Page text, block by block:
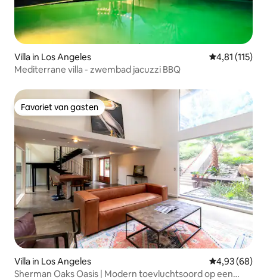
Villa in Los Angeles Gemiddelde
4,81 (115)
Mediterrane villa - zwembad jacuzzi BBQ
Favoriet van gasten
Favoriet van gasten
Villa in Los Angeles Gemiddelde
4,93 (68)
Sherman Oaks Oasis | Modern toevluchtsoord op een